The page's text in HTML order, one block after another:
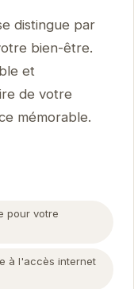
distingue par
bien-être.
et
de votre
mémorable.
pour votre
à l'accès internet